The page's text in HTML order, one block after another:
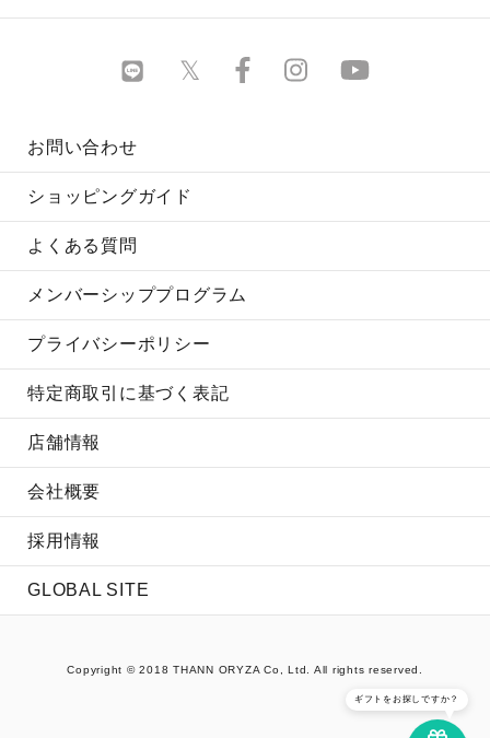
お問い合わせ
ショッピングガイド
よくある質問
メンバーシッププログラム
プライバシーポリシー
特定商取引に基づく表記
店舗情報
会社概要
採用情報
GLOBAL SITE
Copyright © 2018 THANN ORYZA Co, Ltd. All rights reserved.
ギフトをお探しですか？